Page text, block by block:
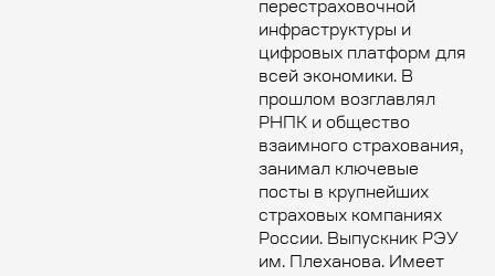
перестраховочной
инфраструктуры и
цифровых платформ для
всей экономики. В
прошлом возглавлял
РНПК и общество
взаимного страхования,
занимал ключевые
посты в крупнейших
страховых компаниях
России. Выпускник РЭУ
им. Плеханова. Имеет